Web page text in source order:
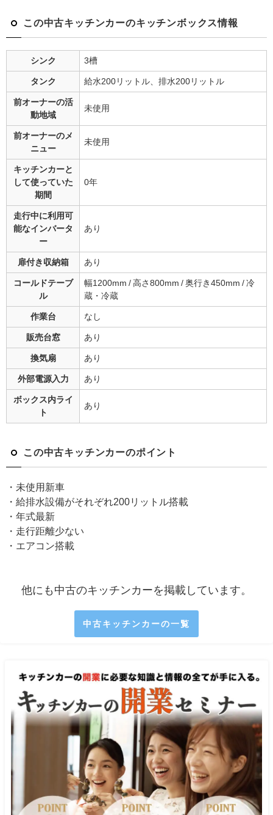
この中古キッチンカーのキッチンボックス情報
シンク 3槽
タンク 給水200リットル、排水200リットル
前オーナーの活
動地域
未使用
前オーナーのメ
ニュー
未使用
キッチンカーと
して使っていた
期間
0年
走行中に利用可
能なインバータ
ー
あり
扉付き収納箱 あり
コールドテーブ
ル
幅1200mm / 高さ800mm / 奥行き450mm / 冷
蔵・冷蔵
作業台 なし
販売台窓 あり
換気扇 あり
外部電源入力 あり
ボックス内ライ
ト
あり
この中古キッチンカーのポイント
・未使用新車
・給排水設備がそれぞれ200リットル搭載
・年式最新
・走行距離少ない
・エアコン搭載
他にも中古のキッチンカーを掲載しています。
中古キッチンカーの一覧